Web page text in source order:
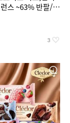
스 ~63% 반팔/반
3